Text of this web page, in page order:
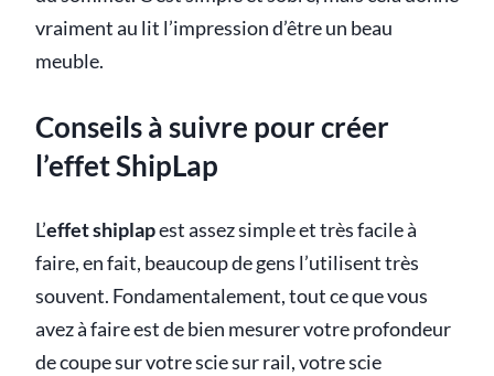
vraiment au lit l’impression d’être un beau
meuble.
Conseils à suivre pour créer
l’effet ShipLap
L’effet shiplapest assez simple et très facile à
faire, en fait, beaucoup de gens l’utilisent très
souvent. Fondamentalement, tout ce que vous
avez à faire est de bien mesurer votre profondeur
de coupe sur votre scie sur rail, votre scie